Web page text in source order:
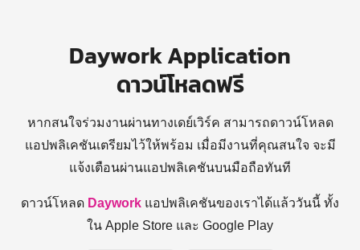
Daywork Application
ดาวน์โหลดฟรี
หากสนใจร่วมงานผ่านทางเดย์เวิร์ค สามารถดาวน์โหลด
แอปพลิเคชันเตรียมไว้ให้พร้อม เมื่อมีงานที่คุณสนใจ จะมี
แจ้งเตือนผ่านแอปพลิเคชันบนมือถือทันที
ดาวน์โหลด Daywork แอปพลิเคชันของเราได้แล้ววันนี้ ทั้ง
ใน Apple Store และ Google Play